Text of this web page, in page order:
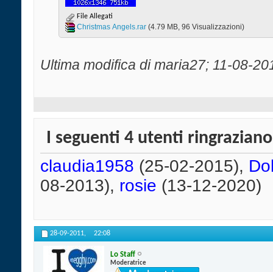
File Allegati
Christmas Angels.rar‎ (4.79 MB, 96 Visualizzazioni)
Ultima modifica di maria27; 11-08-
I seguenti 4 utenti
claudia1958 (25-02-2015),
08-2013), rosie (13-12-2020)
28-09-2011, 22:08
Lo Staff
Moderatrice